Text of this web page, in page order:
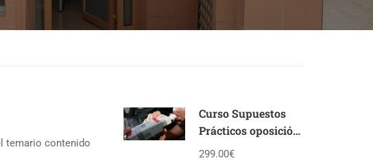
temario contenido
Curso Supuestos
Prácticos oposición
Policía Local
299.00€